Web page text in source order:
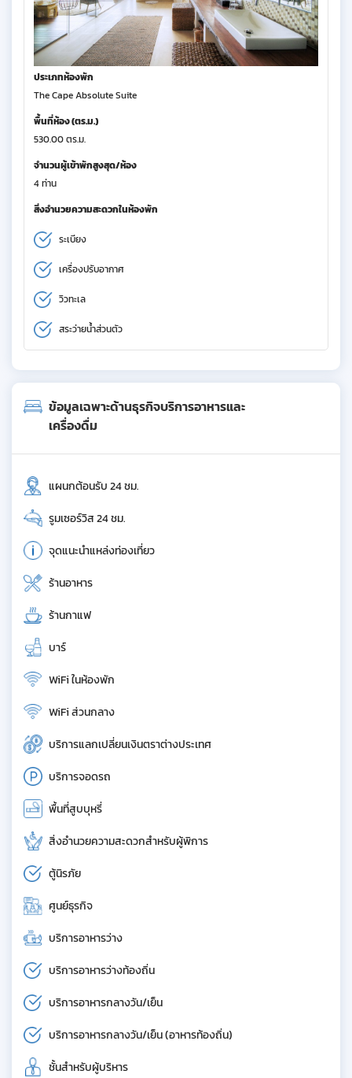
ประเภทห้องพัก
The Cape Absolute Suite
พื้นที่ห้อง (ตร.ม.)
530.00 ตร.ม.
จำนวนผู้เข้าพักสูงสุด/ห้อง
4 ท่าน
สิ่งอำนวยความสะดวกในห้องพัก
ระเบียง
เครื่องปรับอากาศ
วิวทะเล
สระว่ายน้ำส่วนตัว
ข้อมูลเฉพาะด้านธุรกิจบริการอาหารและ
เครื่องดื่ม
แผนกต้อนรับ 24 ชม.
รูมเซอร์วิส 24 ชม.
จุดแนะนำแหล่งท่องเที่ยว
ร้านอาหาร
ร้านกาแฟ
บาร์
WiFi ในห้องพัก
WiFi ส่วนกลาง
บริการแลกเปลี่ยนเงินตราต่างประเทศ
บริการจอดรถ
พื้นที่สูบบุหรี่
สิ่งอำนวยความสะดวกสำหรับผู้พิการ
ตู้นิรภัย
ศูนย์ธุรกิจ
บริการอาหารว่าง
บริการอาหารว่างท้องถิ่น
บริการอาหารกลางวัน/เย็น
บริการอาหารกลางวัน/เย็น (อาหารท้องถิ่น)
ชั้นสำหรับผู้บริหาร